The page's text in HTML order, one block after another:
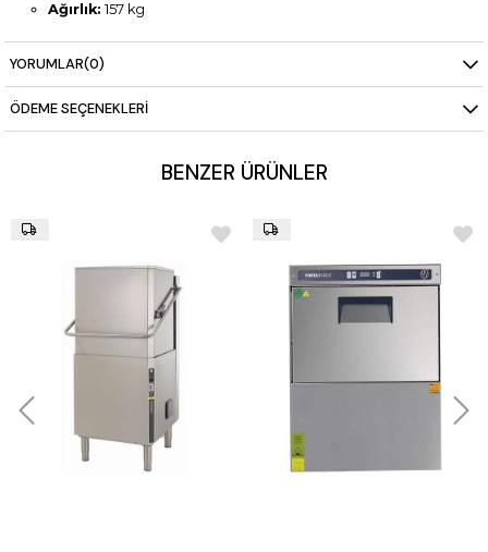
Ağırlık: 157 kg
Malzeme:Paslanmaz çelik gövde
Avantaj:
Kullanım Alanı:
firmaları, toplu yemek tesisleri
YORUMLAR(0)
ÖDEME SEÇENEKLERI
BENZER ÜRÜNLER